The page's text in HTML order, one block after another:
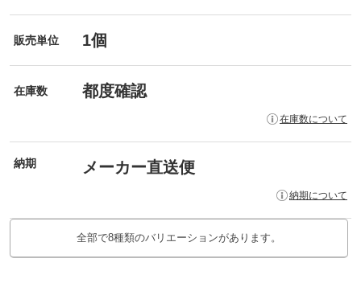
販売単位 1個
在庫数 都度確認
在庫数について
納期 メーカー直送便
納期について
全部で8種類のバリエーションがあります。